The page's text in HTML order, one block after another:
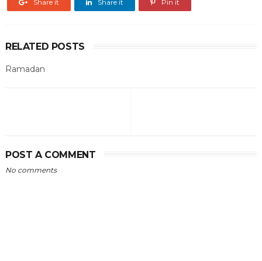
Share it Share it Pin it
RELATED POSTS
Ramadan
POST A COMMENT
No comments